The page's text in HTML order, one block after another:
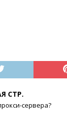
СТР.
сервера?